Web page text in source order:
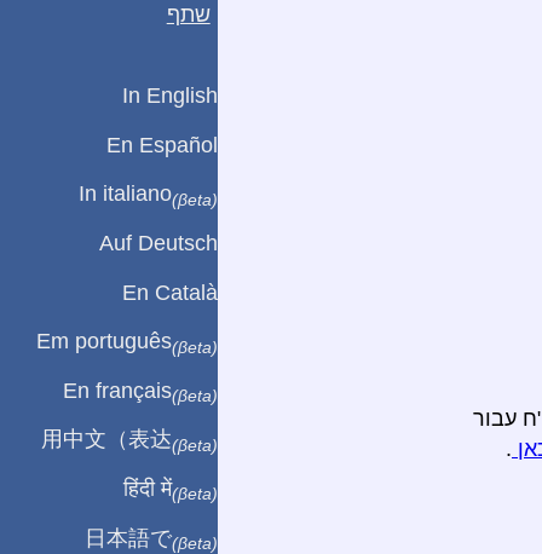
עבור
.
שתף
In English
En Español
In italiano(βeta)
Auf Deutsch
En Català
Em português(βeta)
En français(βeta)
用中文（表达(βeta)
हिंदी में(βeta)
日本語で(βeta)